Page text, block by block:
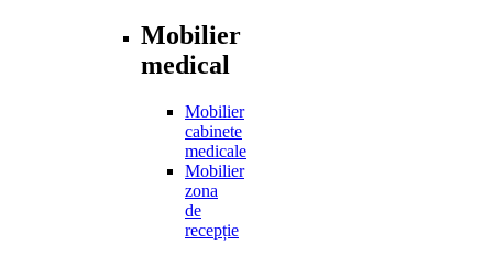
Mobilier
medical
Mobilier
cabinete
medicale
Mobilier
zona
de
recepție